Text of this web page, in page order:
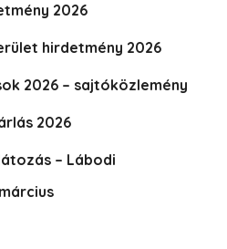
2026
hirdetmény 2026
2026 – sajtóközlemény
2026
– Lábodi